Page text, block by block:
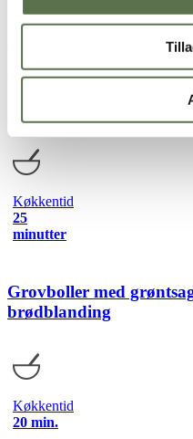
Opskrift udviklet afFit Living
Rugsnacks –
Køkkentid
25
minutter
Grovboller med
brødblanding
Køkkentid
20 min.